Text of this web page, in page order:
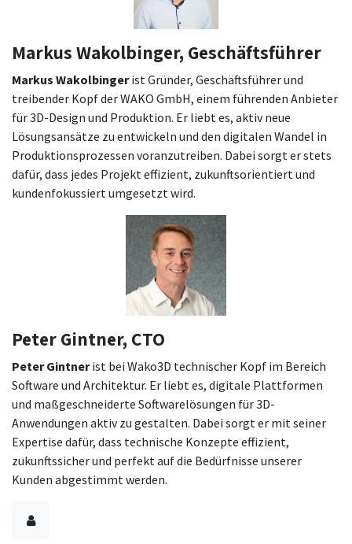
Markus Wakolbinger, Geschäftsführer
Markus Wakolbingerist Gründer, Geschäftsführer und
treibender Kopf der WAKO GmbH, einem führenden Anbieter
für 3D-Design und Produktion. Er liebt es, aktiv neue
Lösungsansätze zu entwickeln und den digitalen Wandel in
Produktionsprozessen voranzutreiben. Dabei sorgt er stets
dafür, dass jedes Projekt effizient, zukunftsorientiert und
kundenfokussiert umgesetzt wird.
Peter Gintner, CTO
Peter Gintnerist bei Wako3D technischer Kopf im Bereich
Software und Architektur. Er liebt es, digitale Plattformen
und maßgeschneiderte Softwarelösungen für 3D-
Anwendungen aktiv zu gestalten. Dabei sorgt er mit seiner
Expertise dafür, dass technische Konzepte effizient,
zukunftssicher und perfekt auf die Bedürfnisse unserer
Kunden abgestimmt werden.